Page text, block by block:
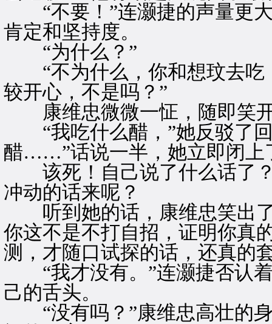
“不要！”连灏捷的声量更大
肯定和坚持度。
“为什么？”
“不为什么，你和想玟去吃
较开心，不是吗？”
康维忠微微一怔，随即笑开
“我吃什么醋，”她反驳了回
醋……”话说一半，她立即闭上
该死！自己说了什么话了？
冲动的话来呢？
听到她的话，康维忠笑出了
你这不是不打自招，证明你真
测，才随口试探的话，还真的
“我才没有。”连灏捷否认着
己的舌头。
“没有吗？”康维忠高壮的身